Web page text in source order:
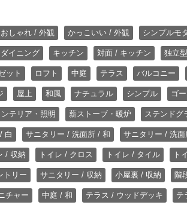
おしゃれ / 外観 かっこいい / 外観 シンプルモ
ダイニング キッチン 対面 / キッチン 独立
ット ロフト 中庭 テラス バルコニー
屋上 和風 ナチュラル シンプル ゴ
ンテリア・照明 薪ストーブ・暖炉 ステンドグ
白 サニタリー / 洗面所 / 和 サニタリー / 洗
/ 収納 トイレ / クロス トイレ / タイル ト
トリー サニタリー / 収納 小屋裏 / 収納 階
チャー 中庭 / 和 テラス / ウッドデッキ テ